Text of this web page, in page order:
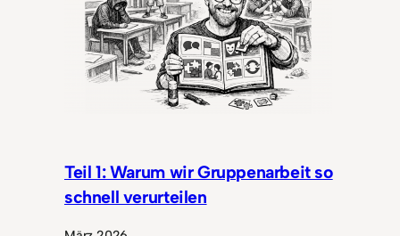
Teil 1: Warum wir Gruppenarbeit so
schnell verurteilen